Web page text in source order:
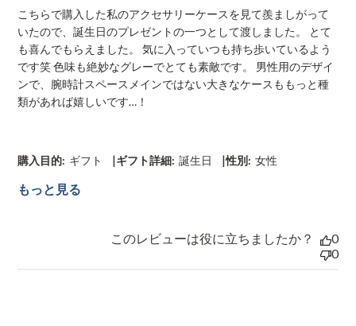
こちらで購入した私のアクセサリーケースを見て羨ましがって
いたので、誕生日のプレゼントの一つとして渡しました。 とて
も喜んでもらえました。 気に入っていつも持ち歩いているよう
です笑 色味も絶妙なグレーでとても素敵です。 男性用のデザイ
ンで、腕時計スペースメインではない大きなケースももっと種
類があれば嬉しいです…！
購入目的: ギフト |ギフト詳細: 誕生日 |性別: 女性
もっと見る
このレビューは役に立ちましたか？
0
0